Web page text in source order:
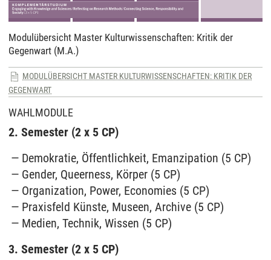
Modulübersicht Master Kulturwissenschaften: Kritik der
Gegenwart (M.A.)
MODULÜBERSICHT MASTER KULTURWISSENSCHAFTEN: KRITIK DER
GEGENWART
WAHLMODULE
2. Semester (2 x 5 CP)
Demokratie, Öffentlichkeit, Emanzipation (5 CP)
Gender, Queerness, Körper (5 CP)
Organization, Power, Economies (5 CP)
Praxisfeld Künste, Museen, Archive (5 CP)
Medien, Technik, Wissen (5 CP)
3. Semester (2 x 5 CP)